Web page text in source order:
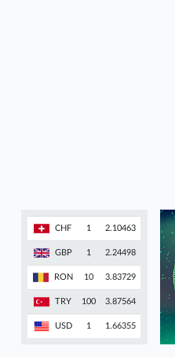
CHF 1 2.10463
GBP 1 2.24498
RON 10 3.83729
TRY 100 3.87564
USD 1 1.66355